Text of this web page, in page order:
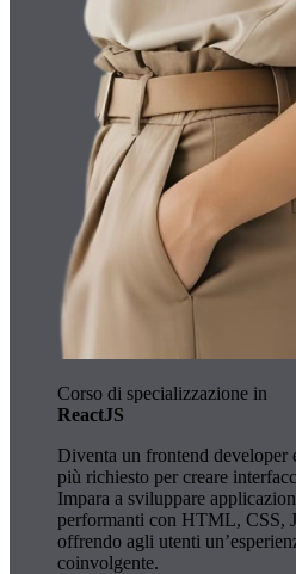
Corso di specializzazione in
ReactJS
Diventa un frontend developer
più richiesto per creare
Impara a sviluppare
performanti con HTML, CSS,
offrendo agli utenti
coinvolgente.